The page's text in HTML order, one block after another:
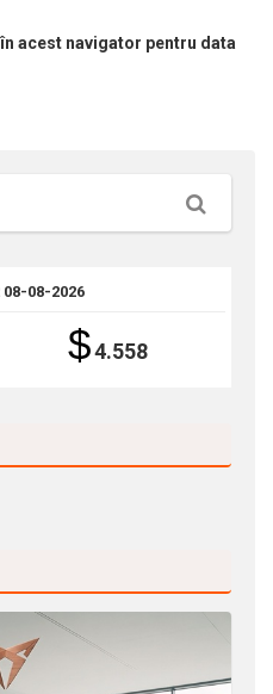
acest navigator pentru data
Căutare
08-2026
$4.558